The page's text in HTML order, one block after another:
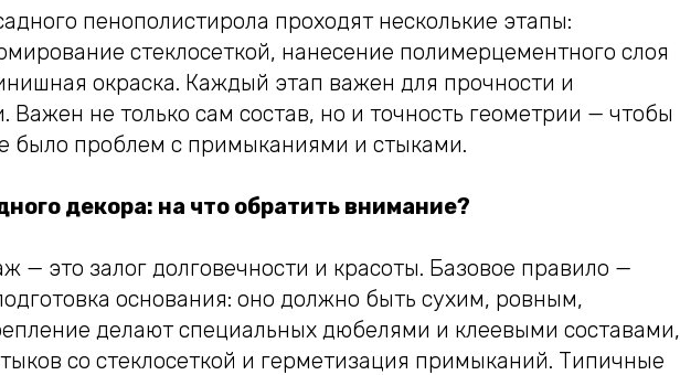
пенополистирола проходят несколькие этапы:
стеклосеткой, нанесение полимерцементного слоя
окраска. Каждый этап важен для прочности и
Важен не только сам состав, но и точность геометрии — чтобы
было проблем с примыканиями и стыками.
декора: на что обратить внимание?
— это залог долговечности и красоты. Базовое правило —
основания: оно должно быть сухим, ровным,
делают специальных дюбелями и клеевыми составами,
со стеклосеткой и герметизация примыканий. Типичные